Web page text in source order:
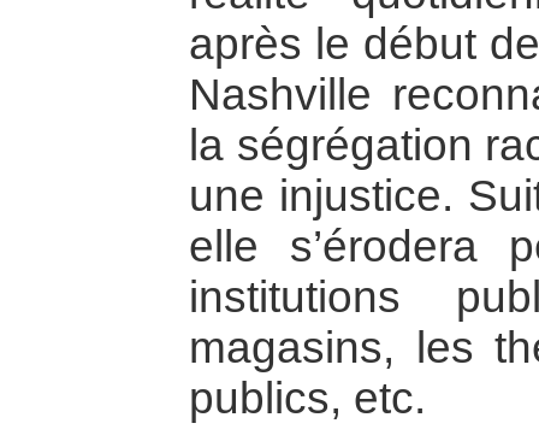
après le début
Nashville
la ségrégation
une injustice.
elle s’érodera
institutions
magasins, les
publics, etc.